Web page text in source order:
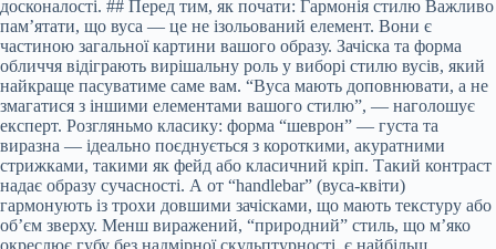
досконалості. ## Перед тим, як почати: Гармонія стилю Важливо
пам’ятати, що вуса — це не ізольований елемент. Вони є
частиною загальної картини вашого образу. Зачіска та форма
обличчя відіграють вирішальну роль у виборі стилю вусів, який
найкраще пасуватиме саме вам. “Вуса мають доповнювати, а не
змагатися з іншими елементами вашого стилю”, — наголошує
експерт. Розгляньмо класику: форма “шеврон” — густа та
виразна — ідеально поєднується з короткими, акуратними
стрижками, такими як фейд або класичний кріп. Такий контраст
надає образу сучасності. А от “handlebar” (вуса-квіти)
гармонують із трохи довшими зачісками, що мають текстуру або
об’єм зверху. Менш виражений, “природний” стиль, що м’яко
окреслює губу без надмірної скульптурності, є найбільш